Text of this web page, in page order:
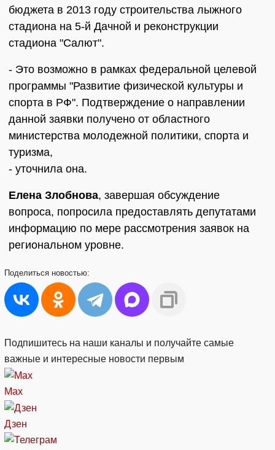
бюджета в 2013 году строительства лыжного
стадиона на 5-й Дачной и реконструкции
стадиона "Салют".
- Это возможно в рамках федеральной целевой
программы "Развитие физической культуры и
спорта в РФ". Подтверждение о направлении
данной заявки получено от областного
министерства молодежной политики, спорта и
туризма,
- уточнила она.
Елена Злобнова, завершая обсуждение
вопроса, попросила предоставлять депутатами
информацию по мере рассмотрения заявок на
региональном уровне.
Поделиться новостью:
Подпишитесь на наши каналы и получайте самые
важные и интересные новости первым
Max
Дзен